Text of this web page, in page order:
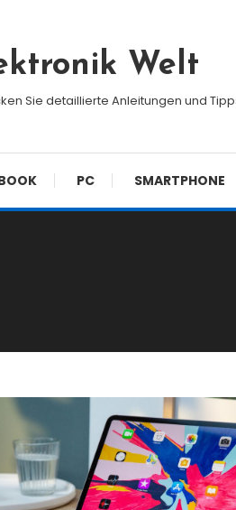
Welt
Sie detaillierte Anleitungen und
PC SMARTPHONE